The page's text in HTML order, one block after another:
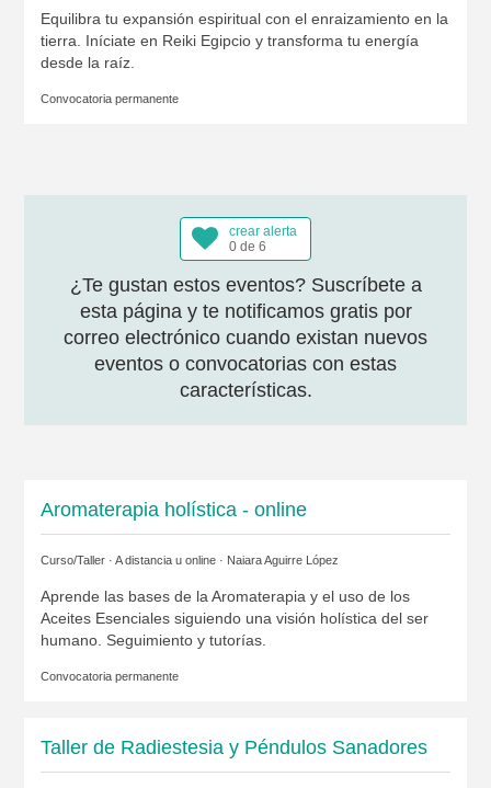
Equilibra tu expansión espiritual con el enraizamiento en la
tierra. Iníciate en Reiki Egipcio y transforma tu energía
desde la raíz.
Convocatoria permanente
crear alerta
0 de 6
¿Te gustan estos eventos? Suscríbete a
esta página y te notificamos gratis por
correo electrónico cuando existan nuevos
eventos o convocatorias con estas
características.
Aromaterapia holística - online
Curso/Taller · A distancia u online · Naiara Aguirre López
Aprende las bases de la Aromaterapia y el uso de los
Aceites Esenciales siguiendo una visión holística del ser
humano. Seguimiento y tutorías.
Convocatoria permanente
Taller de Radiestesia y Péndulos Sanadores